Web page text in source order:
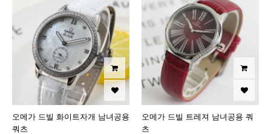
오메가 드빌 화이트자개 남녀공용
쿼츠
오메가 드빌 트레져 남녀공용 쿼
츠